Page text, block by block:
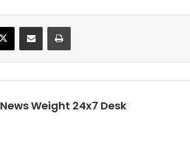
News Weight 24x7 Desk